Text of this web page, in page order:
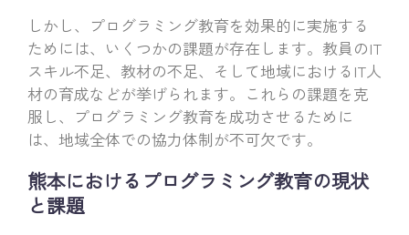
しかし、プログラミング教育を効果的に実施する
ためには、いくつかの課題が存在します。教員のIT
スキル不足、教材の不足、そして地域におけるIT人
材の育成などが挙げられます。これらの課題を克
服し、プログラミング教育を成功させるために
は、地域全体での協力体制が不可欠です。
熊本におけるプログラミング教育の現状
と課題